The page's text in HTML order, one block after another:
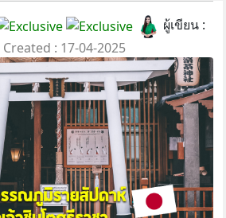
ผู้เขียน :
Created : 17-04-2025